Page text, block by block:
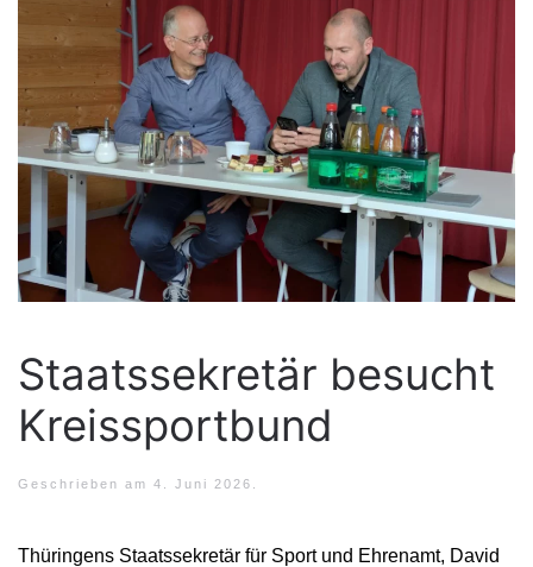
Staatssekretär besucht
Kreissportbund
Geschrieben am 4. Juni 2026
Thüringens Staatssekretär für Sport und Ehrenamt, David